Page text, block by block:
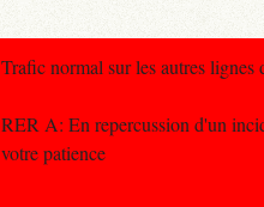
Trafic normal sur les autres lignes
RER A: En repercussion d'un
votre patience